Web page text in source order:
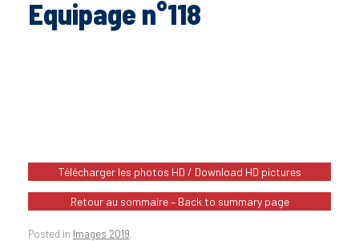
Equipage n°118
Télécharger les photos HD / Download HD pictures
Retour au sommaire – Back to summary page
Posted in Images 2019.